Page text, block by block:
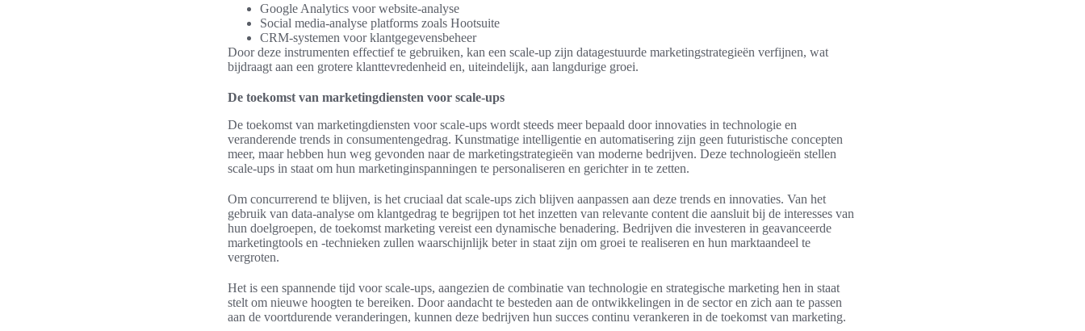
Google Analytics voor website-analyse
Social media-analyse platforms zoals Hootsuite
CRM-systemen voor klantgegevensbeheer
Door deze instrumenten effectief te gebruiken, kan een scale-up zijn datagestuurde marketingstrategieën verfijnen, wat
bijdraagt aan een grotere klanttevredenheid en, uiteindelijk, aan langdurige groei.
De toekomst van marketingdiensten voor scale-ups
De toekomst van marketingdiensten voor scale-ups wordt steeds meer bepaald door innovaties in technologie en
veranderende trends in consumentengedrag. Kunstmatige intelligentie en automatisering zijn geen futuristische concepten
meer, maar hebben hun weg gevonden naar de marketingstrategieën van moderne bedrijven. Deze technologieën stellen
scale-ups in staat om hun marketinginspanningen te personaliseren en gerichter in te zetten.
Om concurrerend te blijven, is het cruciaal dat scale-ups zich blijven aanpassen aan deze trends en innovaties. Van het
gebruik van data-analyse om klantgedrag te begrijpen tot het inzetten van relevante content die aansluit bij de interesses van
hun doelgroepen, de toekomst marketing vereist een dynamische benadering. Bedrijven die investeren in geavanceerde
marketingtools en -technieken zullen waarschijnlijk beter in staat zijn om groei te realiseren en hun marktaandeel te
vergroten.
Het is een spannende tijd voor scale-ups, aangezien de combinatie van technologie en strategische marketing hen in staat
stelt om nieuwe hoogten te bereiken. Door aandacht te besteden aan de ontwikkelingen in de sector en zich aan te passen
aan de voortdurende veranderingen, kunnen deze bedrijven hun succes continu verankeren in de toekomst van marketing.